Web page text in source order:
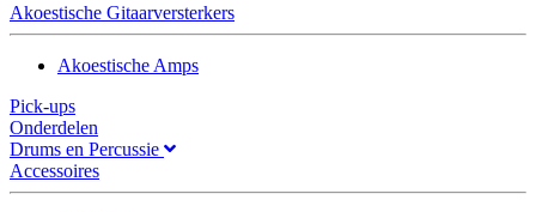
Akoestische Gitaarversterkers
Akoestische Amps
Pick-ups
Onderdelen
Drums en Percussie
Accessoires